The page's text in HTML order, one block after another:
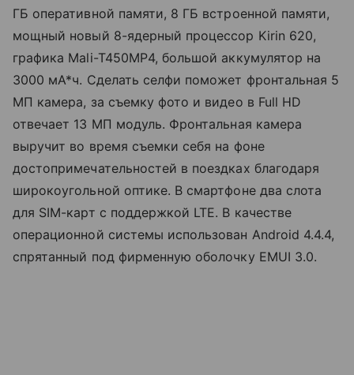
ГБ оперативной памяти, 8 ГБ встроенной памяти,
мощный новый 8-ядерный процессор Kirin 620,
графика Mali-T450MP4, большой аккумулятор на
3000 мА*ч. Сделать селфи поможет фронтальная 5
МП камера, за съемку фото и видео в Full HD
отвечает 13 МП модуль. Фронтальная камера
выручит во время съемки себя на фоне
достопримечательностей в поездках благодаря
широкоугольной оптике. В смартфоне два слота
для SIM-карт с поддержкой LTE. В качестве
операционной системы использован Android 4.4.4,
спрятанный под фирменную оболочку EMUI 3.0.